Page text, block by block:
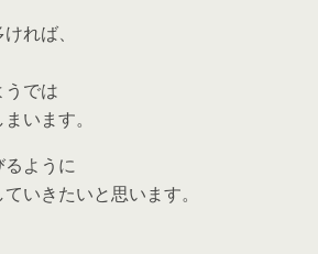
れば、
では
います。
ように
いきたいと思います。